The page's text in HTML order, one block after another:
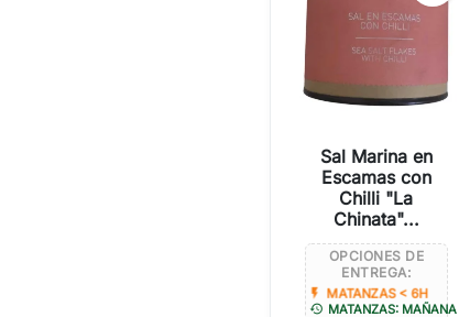
Sal Marina en
Escamas con
Chilli "La
Chinata"...
OPCIONES DE
ENTREGA:
flash_on MATANZAS < 6H
history MATANZAS: MAÑANA